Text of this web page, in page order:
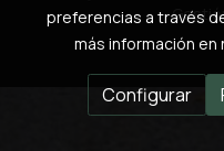
preferencias a través
más información en
Configurar